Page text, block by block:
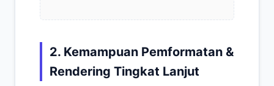
2. Kemampuan Pemformatan &
Rendering Tingkat Lanjut